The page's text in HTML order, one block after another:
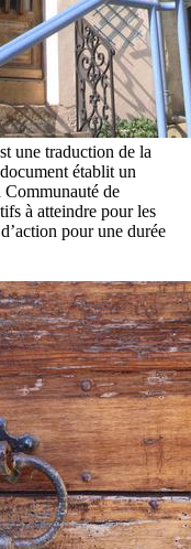
une traduction de la
établit un
Communauté de
à atteindre pour les
pour une durée